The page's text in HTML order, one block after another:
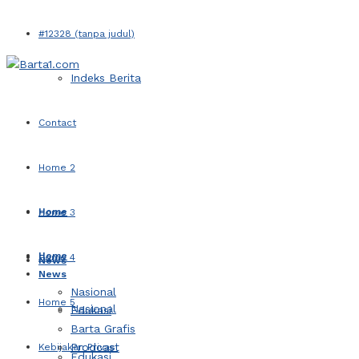
#12328 (tanpa judul)
Indeks Berita
Contact
Home 2
Home 3
Home 4
Home 5
Kebijakan Privasi
Home
News
Nasional
Home
News
Nasional
Edukasi
Barta Grafis
Prodcast